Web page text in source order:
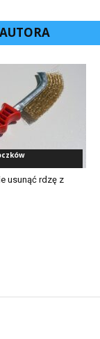
usunąć rdzę z